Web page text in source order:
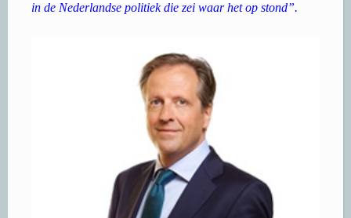
in de Nederlandse politiek die zei waar het op stond”.